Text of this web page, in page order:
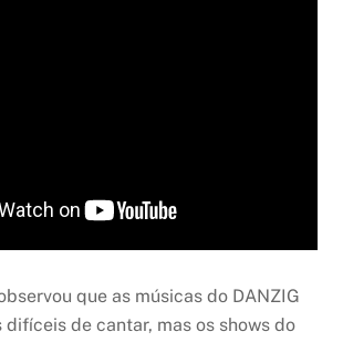
que as músicas do DANZIG
difíceis de cantar, mas os shows do